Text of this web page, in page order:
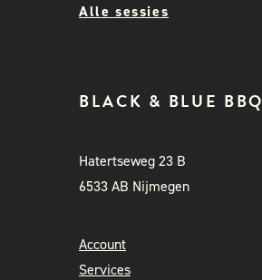
Alle sessies
BLACK & BLUE BBQ
Hatertseweg 23 B
6533 AB Nijmegen
Account
Services